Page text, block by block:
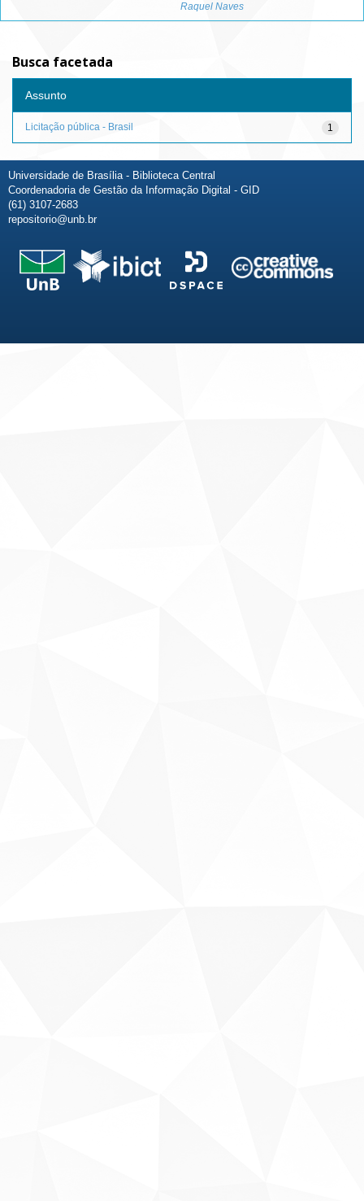
Raquel Naves
Busca facetada
Assunto
1
Licitação pública - Brasil
Universidade de Brasília - Biblioteca Central
Coordenadoria de Gestão da Informação Digital - GID
(61) 3107-2683
repositorio@unb.br